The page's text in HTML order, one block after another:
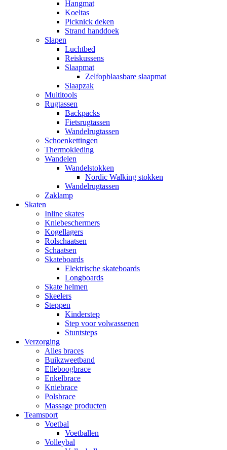
Hangmat
Koeltas
Picknick deken
Strand handdoek
Slapen
Luchtbed
Reiskussens
Slaapmat
Zelfopblaasbare slaapmat
Slaapzak
Multitools
Rugtassen
Backpacks
Fietsrugtassen
Wandelrugtassen
Schoenkettingen
Thermokleding
Wandelen
Wandelstokken
Nordic Walking stokken
Wandelrugtassen
Zaklamp
Skaten
Inline skates
Kniebeschermers
Kogellagers
Rolschaatsen
Schaatsen
Skateboards
Elektrische skateboards
Longboards
Skate helmen
Skeelers
Steppen
Kinderstep
Step voor volwassenen
Stuntsteps
Verzorging
Alles braces
Buikzweetband
Elleboogbrace
Enkelbrace
Kniebrace
Polsbrace
Massage producten
Teamsport
Voetbal
Voetballen
Volleybal